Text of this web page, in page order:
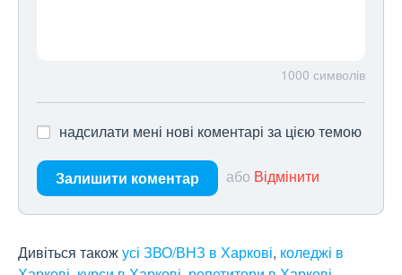
1000 символів
надсилати мені нові коментарі за цією темою
Залишити коментар або Відмінити
Дивіться такожусі ЗВО/ВНЗ в Харкові, коледжі в